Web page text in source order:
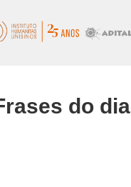
do dia